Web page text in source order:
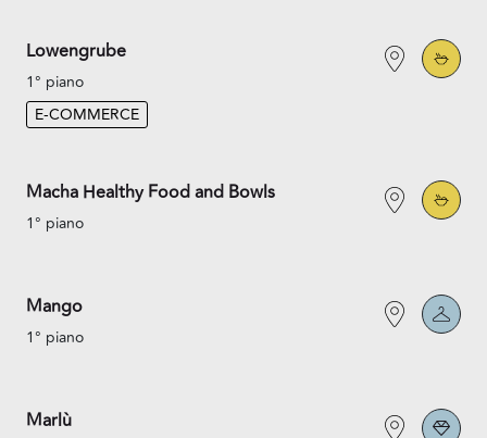
Lowengrube
1° piano
E-COMMERCE
Macha Healthy Food and Bowls
1° piano
Mango
1° piano
Marlù